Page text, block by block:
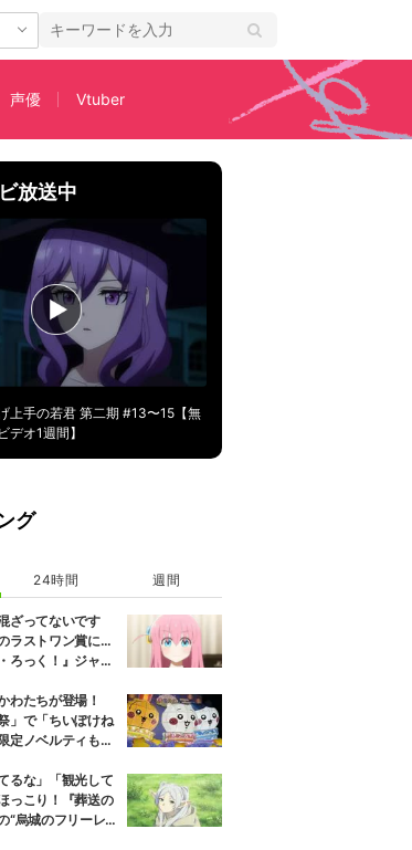
声優 Vtuber
放送中
上手の若君 第二期 #13〜15【無
デオ1週間】
グ
24時間 週間
ざってないです
ラストワン賞に…
ろっく！』ジャー
わたちが登場！
」で「ちいぽけね
定ノベルティも配
るな」「観光して
っこり！『葬送の
“烏城のフリーレ